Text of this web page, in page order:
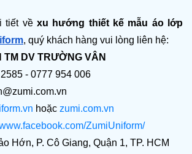
tiết về xu hướng thiết kế mẫu áo lớp
, quý khách hàng vui lòng liên hệ:
TM DV TRƯỜNG VÂN
- 0777 954 006
hoặc zumi.com.vn
ZumiUniform/
Hớn, P. Cô Giang, Quận 1, TP. HCM